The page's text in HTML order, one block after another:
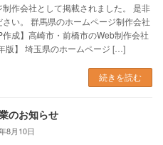
制作会社として掲載されました。 是非
さい。 群馬県のホームページ制作会社
成】高崎市・前橋市のWeb制作会社
版】 埼玉県のホームページ […]
続きを読む
のお知らせ
8月10日